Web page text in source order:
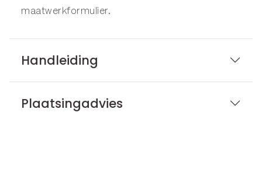
maatwerkformulier.
Handleiding
Plaatsingadvies